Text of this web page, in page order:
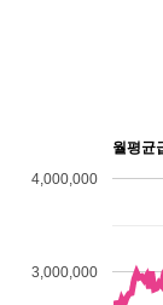
월평균
3,000,000
4,000,000